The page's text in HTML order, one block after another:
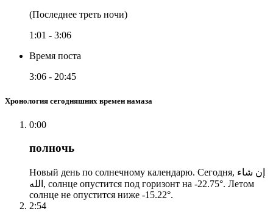
(Последнее треть ночи)
1:01 - 3:06
Время поста
3:06 - 20:45
Хронология сегодняшних времен намаза
0:00
полночь
Новый день по солнечному календарю. Сегодня, إن شاء
الله, солнце опустится под горизонт на -22.75°. Летом
солнце не опустится ниже -15.22°.
2:54